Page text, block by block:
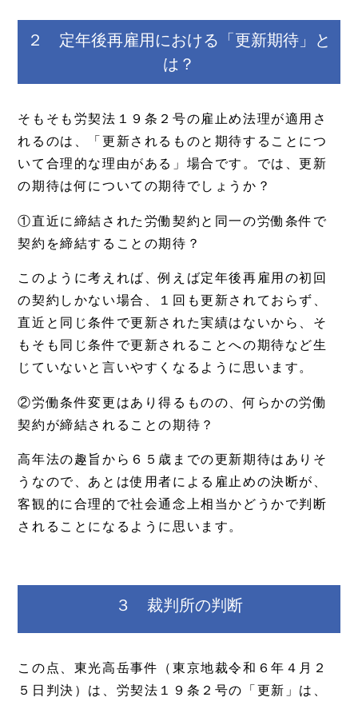
２ 定年後再雇用における「更新期待」と
は？
そもそも労契法１９条２号の雇止め法理が適用さ
れるのは、「更新されるものと期待することにつ
いて合理的な理由がある」場合です。では、更新
の期待は何についての期待でしょうか？
①直近に締結された労働契約と同一の労働条件で
契約を締結することの期待？
このように考えれば、例えば定年後再雇用の初回
の契約しかない場合、１回も更新されておらず、
直近と同じ条件で更新された実績はないから、そ
もそも同じ条件で更新されることへの期待など生
じていないと言いやすくなるように思います。
②労働条件変更はあり得るものの、何らかの労働
契約が締結されることの期待？
高年法の趣旨から６５歳までの更新期待はありそ
うなので、あとは使用者による雇止めの決断が、
客観的に合理的で社会通念上相当かどうかで判断
されることになるように思います。
３ 裁判所の判断
この点、東光高岳事件（東京地裁令和６年４月２
５日判決）は、労契法１９条２号の「更新」は、